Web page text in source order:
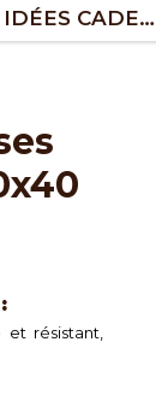
IDÉES CADEAUX
résistant,